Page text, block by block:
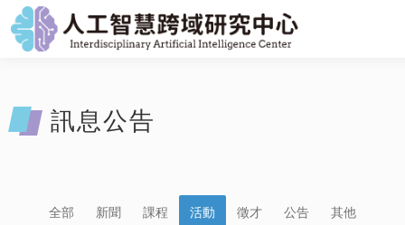
訊息公告
全部 新聞 課程 活動 徵才 公告 其他